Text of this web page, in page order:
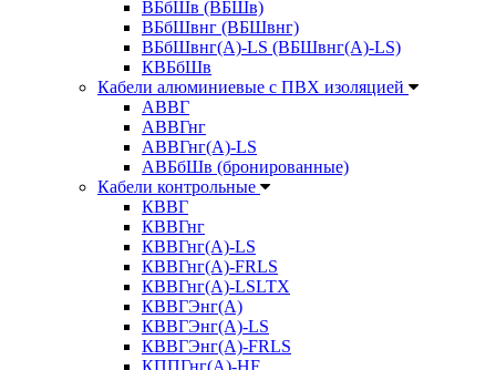
ВБбШв (ВБШв)
ВБбШвнг (ВБШвнг)
ВБбШвнг(А)-LS (ВБШвнг(А)-LS)
КВБбШв
Кабели алюминиевые с ПВХ изоляцией
АВВГ
АВВГнг
АВВГнг(А)-LS
АВБбШв (бронированные)
Кабели контрольные
КВВГ
КВВГнг
КВВГнг(А)-LS
КВВГнг(А)-FRLS
КВВГнг(А)-LSLTX
КВВГЭнг(А)
КВВГЭнг(А)-LS
КВВГЭнг(А)-FRLS
КППГнг(А)-HF